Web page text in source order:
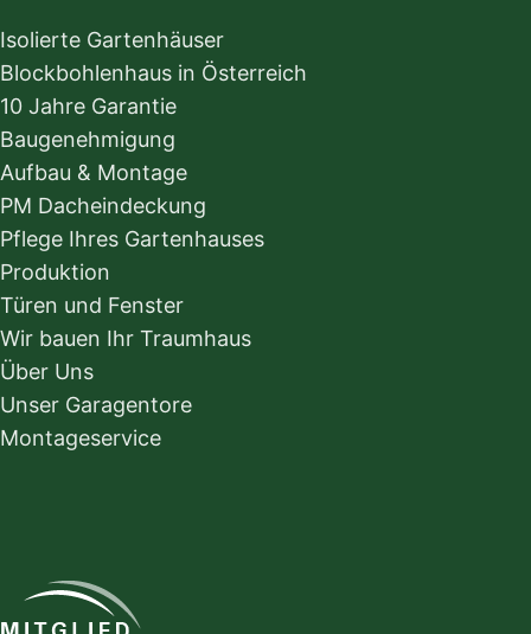
Isolierte Gartenhäuser
Blockbohlenhaus in Österreich
10 Jahre Garantie
Baugenehmigung
Aufbau & Montage
PM Dacheindeckung
Pflege Ihres Gartenhauses
Produktion
Türen und Fenster
Wir bauen Ihr Traumhaus
Über Uns
Unser Garagentore
Montageservice